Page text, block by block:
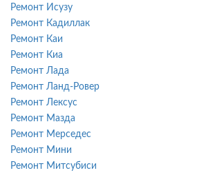
Ремонт Исузу
Ремонт Кадиллак
Ремонт Каи
Ремонт Киа
Ремонт Лада
Ремонт Ланд-Ровер
Ремонт Лексус
Ремонт Мазда
Ремонт Мерседес
Ремонт Мини
Ремонт Митсубиси